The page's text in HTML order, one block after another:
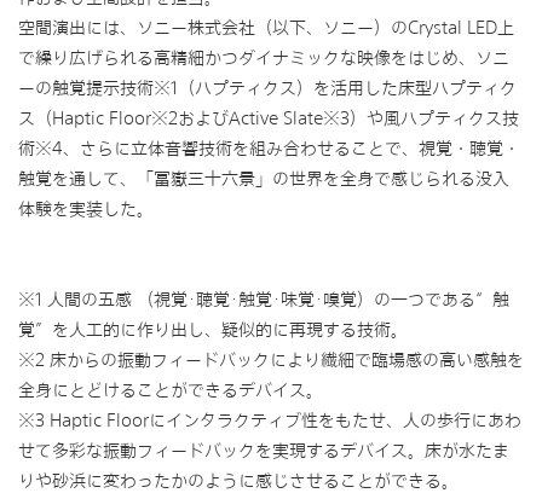
空間演出には、ソニー株式会社（以下、ソニー）のCrystal LED上
で繰り広げられる高精細かつダイナミックな映像をはじめ、ソニ
ーの触覚提示技術※1（ハプティクス）を活用した床型ハプティク
ス（Haptic Floor※2およびActive Slate※3）や風ハプティクス技
術※4、さらに立体音響技術を組み合わせることで、視覚・聴覚・
触覚を通して、「冨嶽三十六景」の世界を全身で感じられる没入
体験を実装した。
※1 人間の五感 （視覚･聴覚･触覚･味覚･嗅覚）の一つである“触
覚”を人工的に作り出し、疑似的に再現する技術。
※2 床からの振動フィードバックにより繊細で臨場感の高い感触を
全身にとどけることができるデバイス。
※3 Haptic Floorにインタラクティブ性をもたせ、人の歩行にあわ
せて多彩な振動フィードバックを実現するデバイス。床が水たま
りや砂浜に変わったかのように感じさせることができる。